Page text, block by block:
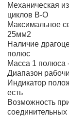
Механическая
циклов В-О
Максимальное
25мм2
Наличие
полюс
Масса 1 полюса
Диапазон
Индикатор
есть
Возможность